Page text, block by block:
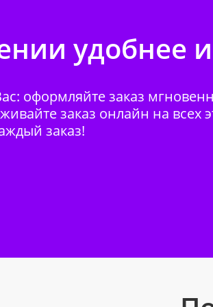
удобнее
оформляйте заказ
заказ онлайн на всех
заказ!